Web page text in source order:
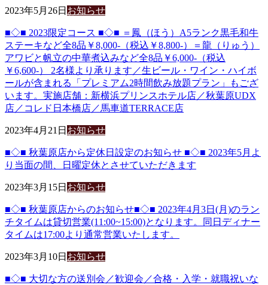
2023年5月26日 お知らせ
■◇■ 2023限定コース ■◇■ ＝鳳（ほう）A5ランク黒毛和牛
ステーキなど全8品￥8,000-（税込￥8,800-）＝龍（りゅう）
アワビと帆立の中華煮込みなど全8品￥6,000-（税込
￥6,600-） 2名様より承ります／生ビール・ワイン・ハイボ
ールが含まれる「プレミアム2時間飲み放題プラン」もござ
います。実施店舗：新横浜プリンスホテル店／秋葉原UDX
店／コレド日本橋店／馬車道TERRACE店
2023年4月21日 お知らせ
■◇■ 秋葉原店から定休日設定のお知らせ ■◇■ 2023年5月よ
り当面の間、日曜定休とさせていただきます
2023年3月15日 お知らせ
■◇■ 秋葉原店からのお知らせ■◇■ 2023年4月3日(月)のラン
チタイムは貸切営業(11:00~15:00)となります。同日ディナー
タイムは17:00より通常営業いたします。
2023年3月10日 お知らせ
■◇■ 大切な方の送別会／歓迎会／合格・入学・就職祝いな